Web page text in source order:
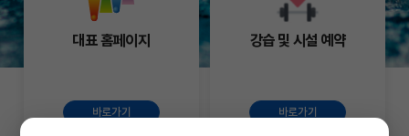
대표 홈페이지
바로가기
강습 및 시설 예약
바로가기